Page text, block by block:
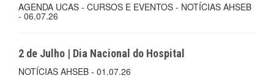
AGENDA UCAS - CURSOS E EVENTOS - NOTÍCIAS AHSEB
- 06.07.26
2 de Julho | Dia Nacional do Hospital
NOTÍCIAS AHSEB - 01.07.26